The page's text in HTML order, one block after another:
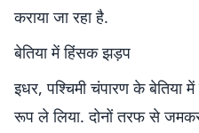
कराया जा रहा है.
बेतिया में हिंसक झड़प
इधर, पश्चिमी चंपारण के बेतिया
रूप ले लिया. दोनों तरफ से